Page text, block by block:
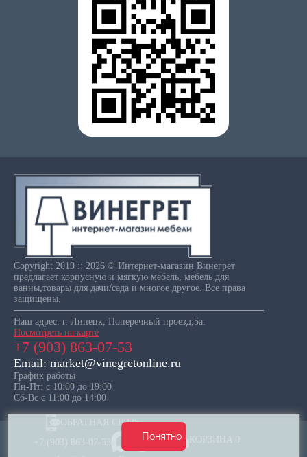
Понятно
Copyright 2019 :: 2026 © Интернет-магазин Винегрет
предлагает корпусную и мягкую мебель, мебель для
ванны,товары для дачи/сада и многое другое. Все права
защищены.
Наш адрес: г. Липецк, Поперечный проезд,5а.
Посмотреть на карте
+7 (903) 863-07-53
Email: market@vinegretonline.ru
График работы
Пн-Пт: с 10:00 до 19:00
Сб-Вс с 11:00 до 14:00
ОБРАТНАЯ СВЯЗЬ